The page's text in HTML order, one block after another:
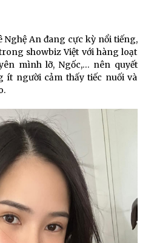
Nghệ An đang cực kỳ nổi tiếng,
showbiz Việt với hàng loạt
mình lỡ, Ngốc,… nên quyết
ít người cảm thấy tiếc nuối và